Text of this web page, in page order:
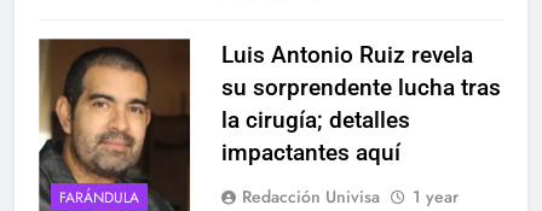
FARÁNDULA
Luis Antonio Ruiz revela
su sorprendente lucha tras
la cirugía; detalles
impactantes aquí
Redacción Univisa
1 year